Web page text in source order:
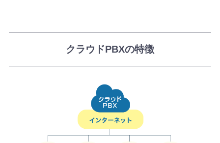
クラウドPBXの特徴